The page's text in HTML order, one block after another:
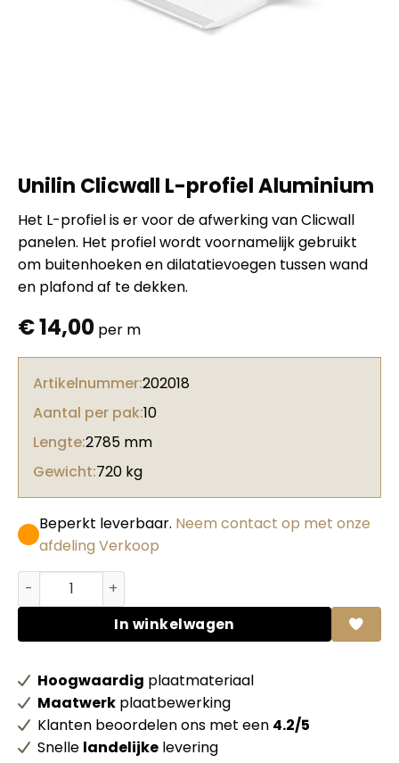
Unilin Clicwall L-profiel Aluminium
Het L-profiel is er voor de afwerking van Clicwall
panelen. Het profiel wordt voornamelijk gebruikt
om buitenhoeken en dilatatievoegen tussen wand
en plafond af te dekken.
€14,00 per m
Artikelnummer:202018
Aantal per pak:10
Lengte:2785 mm
Gewicht:720 kg
Beperkt leverbaar. Neem contact op met onze
afdeling Verkoop
Unilin Clicwall L-profiel Aluminium aantal
In winkelwagen
Hoogwaardig plaatmateriaal
Maatwerk plaatbewerking
Klanten beoordelen ons met een 4.2/5
Snelle landelijke levering